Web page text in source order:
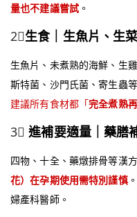
量也不建議嘗試。
2⃣生食｜生魚片、生
生魚片、未煮熟的海鮮、生
斯特菌、沙門氏菌、寄生蟲
建議所有食材都「完全煮熟
3⃣ 進補要適量｜藥膳
四物、十全、藥燉排骨等漢
花）在孕期使用需特別謹慎
婦產科醫師。